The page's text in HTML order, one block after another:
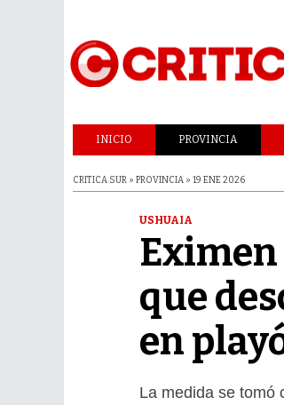
INICIO PROVINCIA
CRITICA SUR » PROVINCIA » 19 ENE 2026
USHUAIA
que
en
La medida se tomó